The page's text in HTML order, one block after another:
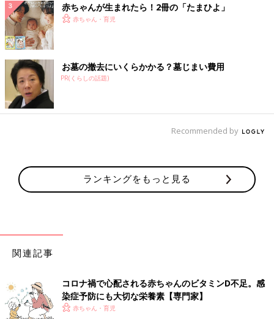
赤ちゃんが生まれたら！2冊の「たまひよ」
赤ちゃん・育児
お墓の撤去にいくらかかる？墓じまい費用
PR(くらしの話題)
Recommended by
ランキングをもっと見る
関連記事
コロナ禍で心配される赤ちゃんのビタミンD不足。感
染症予防にも大切な栄養素【専門家】
赤ちゃん・育児